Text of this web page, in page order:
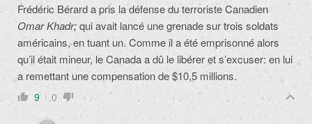
Frédéric Bérard a pris la défense du terroriste Canadien
Omar Khadr;qui avait lancé une grenade sur trois soldats
américains, en tuant un. Comme il a été emprisonné alors
qu’il était mineur, le Canada a dû le libérer et s’excuser: en lui
a remettant une compensation de $10,5 millions.
9 0